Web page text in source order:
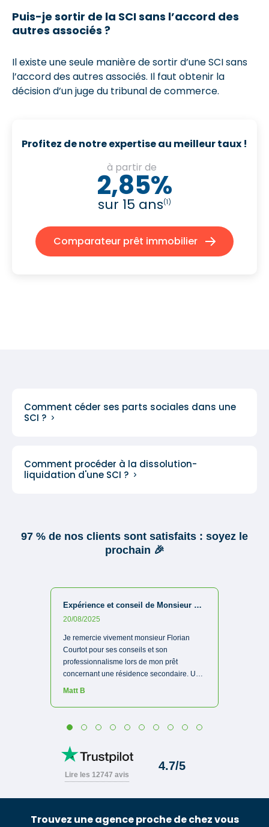
Puis-je sortir de la SCI sans l’accord des
autres associés ?
Il existe une seule manière de sortir d’une SCI sans
l’accord des autres associés. Il faut obtenir la
décision d’un juge du tribunal de commerce.
Profitez de notre expertise au meilleur taux !
à partir de
2,85%
sur 15 ans(1)
Comparateur prêt immobilier
Comment céder ses parts sociales dans une
SCI ?
Comment procéder à la dissolution-
liquidation d'une SCI ?
Trouvez une agence proche de chez vous